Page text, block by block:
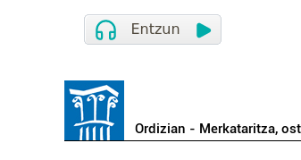
Ordizian - Merkataritza,